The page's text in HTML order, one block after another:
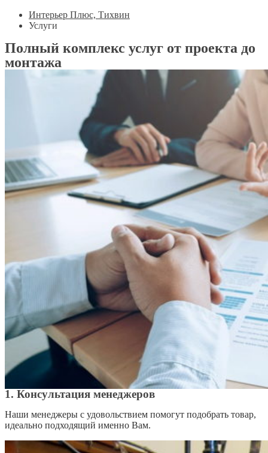
Интерьер Плюс, Тихвин
Услуги
Полный комплекс услуг от проекта до
монтажа
1. Консультация менеджеров
Наши менеджеры с удовольствием помогут подобрать товар,
идеально подходящий именно Вам.